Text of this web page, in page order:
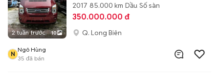
2 tuần trước 10
2017 85.000 km Dầu Số sàn
350.000.000 đ
Q. Long Biên
N
Ngô Hùng
35 đã bán